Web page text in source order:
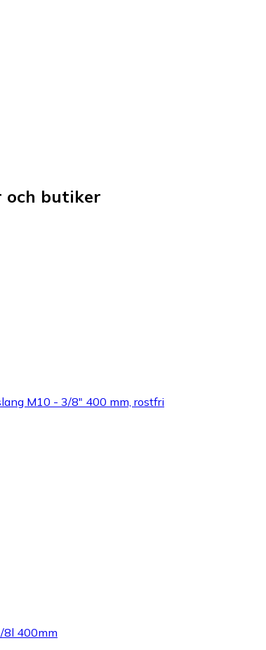
och butiker
M10 - 3/8" 400 mm, rostfri
8l 400mm